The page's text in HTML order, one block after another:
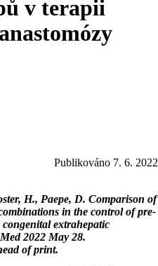
v terapii
Publikováno 7. 6. 2022
H., Paepe, D. Comparison of
in the control of pre-
extrahepatic
2022 May 28.
of print.